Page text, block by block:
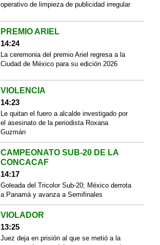
operativo de limpieza de publicidad irregular
PREMIO ARIEL
14:24
La ceremonia del premio Ariel regresa a la
Ciudad de México para su edición 2026
VIOLENCIA
14:23
Le quitan el fuero a alcalde investigado por
el asesinato de la periodista Roxana
Guzmán
CAMPEONATO SUB-20 DE LA
CONCACAF
14:17
Goleada del Tricolor Sub-20; México derrota
a Panamá y avanza a Semifinales
VIOLADOR
13:25
Juez deja en prisión al que se metió a la